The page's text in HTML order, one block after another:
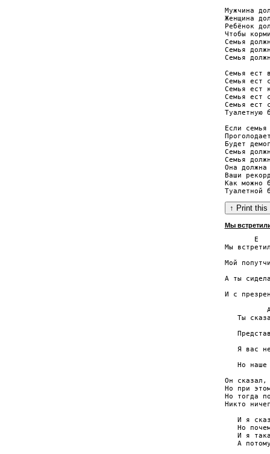
Мужчина
Женщина
Ребёнок
Чтобы
Семья
Семья
Семья
Семья ест
Семья ест
Семья ест
Семья ест
Семья ест
Туалетную
Если
Будет
Семья
Семья
Она должна
Ваши
Как можно
Мы
E
Мы
Мой
А ты
И с
Ты
Я вас
Но наше
Он сказал,
Но при
Но тогда
Никто
И я
Но
И я
А